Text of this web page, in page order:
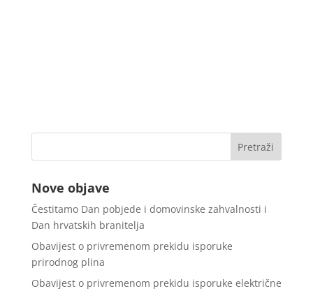
Nove objave
Čestitamo Dan pobjede i domovinske zahvalnosti i
Dan hrvatskih branitelja
Obavijest o privremenom prekidu isporuke
prirodnog plina
Obavijest o privremenom prekidu isporuke električne